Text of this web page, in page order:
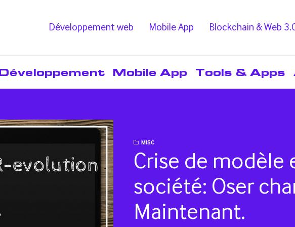
Blockchain & Web
Mobile App
Développement web
Mobile App Tools & Apps
MISC
Crise de modèle
société: Oser
Maintenant.